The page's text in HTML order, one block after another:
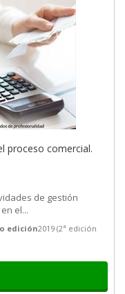
proceso comercial.
de gestión
el...
edición2019 (2ª edición